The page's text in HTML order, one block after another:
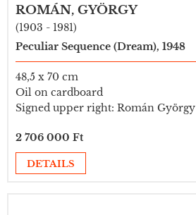
ROMÁN, GYÖRGY
(1903 - 1981)
Peculiar Sequence (Dream), 1948
48,5 x 70 cm
Oil on cardboard
Signed upper right: Román György
2 706 000 Ft
DETAILS